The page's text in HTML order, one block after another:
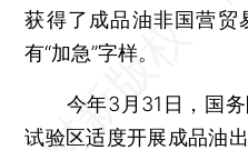
获得了成品油非国营贸
有“加急”字样。
今年3月31日，国务
试验区适度开展成品油